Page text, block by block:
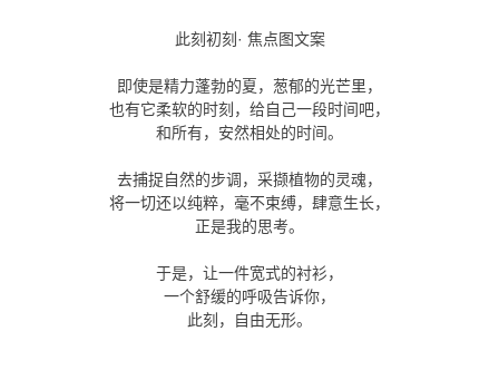
此刻初刻· 焦点图文案
即使是精力蓬勃的夏，葱郁的光芒里，
也有它柔软的时刻，给自己一段时间吧，
和所有，安然相处的时间。
去捕捉自然的步调，采撷植物的灵魂，
将一切还以纯粹，毫不束缚，肆意生长，
正是我的思考。
于是，让一件宽式的衬衫，
一个舒缓的呼吸告诉你，
此刻，自由无形。